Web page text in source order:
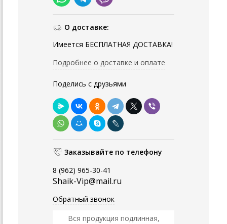
О доставке:
Имеется БЕСПЛАТНАЯ ДОСТАВКА!
Подробнее о доставке и оплате
Поделись с друзьями
Заказывайте по телефону
8 (962) 965-30-41
Shaik-Vip@mail.ru
Обратный звонок
Вся продукция подлинная,